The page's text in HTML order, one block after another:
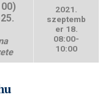
2021.
szeptemb
er 18.
08:00-
10:00